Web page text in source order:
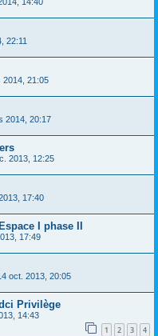
22:11
2014, 21:05
2014, 20:17
2013, 12:25
17:40
I phase II
17:49
oct. 2013, 20:05
Privilège
14:43
1 2 3 4